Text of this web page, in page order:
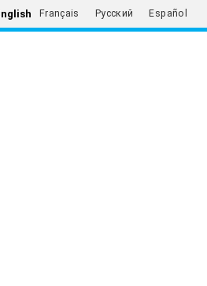
Français Русский Español